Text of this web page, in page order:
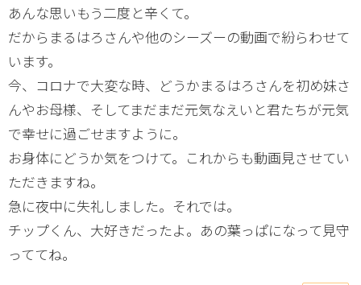
あんな思いもう二度と辛くて。
だからまるはろさんや他のシーズーの動画で紛らわせて
います。
今、コロナで大変な時、どうかまるはろさんを初め妹さ
んやお母様、そしてまだまだ元気なえいと君たちが元気
で幸せに過ごせますように。
お身体にどうか気をつけて。これからも動画見させてい
ただきますね。
急に夜中に失礼しました。それでは。
チップくん、大好きだったよ。あの葉っぱになって見守
っててね。